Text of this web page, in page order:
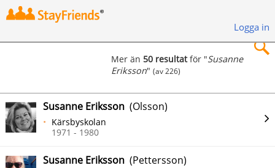
Logga in
Sök
Mer än 50 resultatför "Susanne
Eriksson"(av 226)
Susanne Eriksson (Olsson)
Kärsbyskolan
1971 - 1980
Susanne Eriksson (Pettersson)